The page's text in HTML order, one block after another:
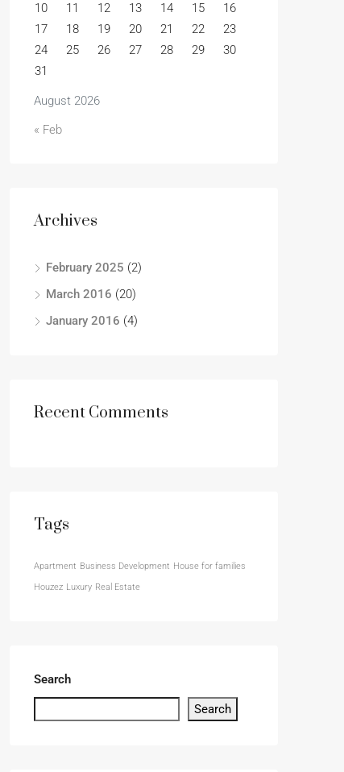
August 2026
10
11 12 13 14 15
16
17
18 19 20 21 22
23
24
25 26 27 28 29
30
31
« Feb
Archives
February 2025 (2)
March 2016 (20)
January 2016 (4)
Recent Comments
Tags
Apartment Business Development House for families
Houzez Luxury Real Estate
Search
Search